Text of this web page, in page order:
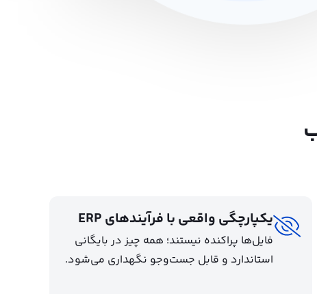
یکپارچگی واقعی با فرآیندهای ERP
فایل‌ها پراکنده نیستند؛ همه چیز در بایگانی
استاندارد و قابل جست‌وجو نگهداری می‌شود.